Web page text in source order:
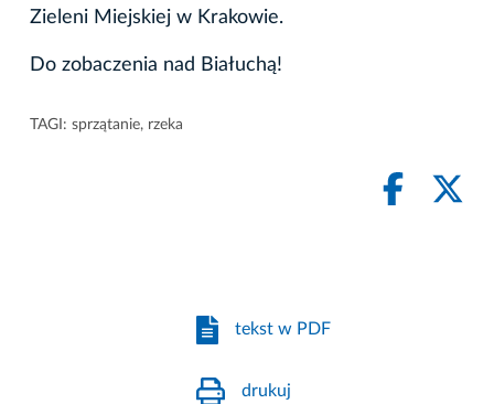
Zieleni Miejskiej w Krakowie.
Do zobaczenia nad Białuchą!
TAGI: sprzątanie, rzeka
tekst w PDF
drukuj